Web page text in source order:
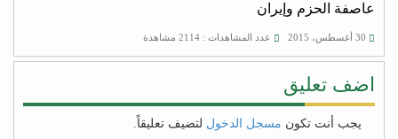
عاصفة الحزم وإيران
عدد المشاهدات : 2114 مشاهدة
اضف تعليق
يجب أنت تكون مسجل الدخول لتضيف تعليقاً.